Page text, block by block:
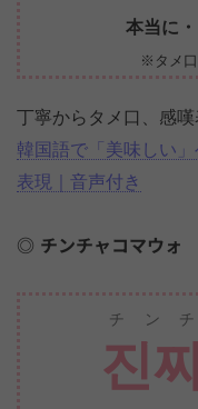
本当に
※タメ口
丁寧からタメ口、感
韓国語で「美味しい
表現｜音声付き
チンチャコマウォ
진
チン